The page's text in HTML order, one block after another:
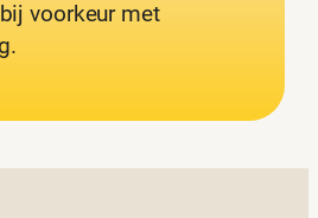
voorkeur met